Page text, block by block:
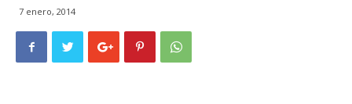
7 enero, 2014